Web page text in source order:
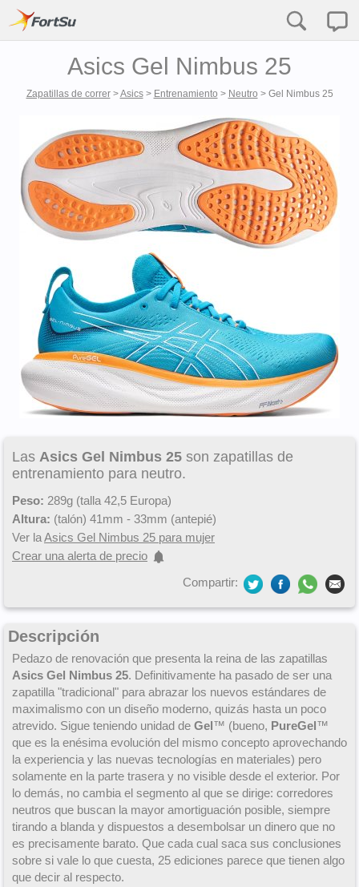
Asics Gel Nimbus 25
Zapatillas de correr>Asics> Entrenamiento > Neutro > Gel Nimbus 25
Las Asics Gel Nimbus 25 son zapatillas de
entrenamiento para neutro.
Peso: 289g (talla 42,5 Europa)
Altura: (talón) 41mm - 33mm (antepié)
Ver laAsics Gel Nimbus 25 para mujer
Crear una alerta de precio
Compartir:
Descripción
Pedazo de renovación que presenta la reina de las zapatillas
Asics Gel Nimbus 25. Definitivamente ha pasado de ser una
zapatilla "tradicional" para abrazar los nuevos estándares de
maximalismo con un diseño moderno, quizás hasta un poco
atrevido. Sigue teniendo unidad de Gel™ (bueno, PureGel™
que es la enésima evolución del mismo concepto aprovechando
la experiencia y las nuevas tecnologías en materiales) pero
solamente en la parte trasera y no visible desde el exterior. Por
lo demás, no cambia el segmento al que se dirige: corredores
neutros que buscan la mayor amortiguación posible, siempre
tirando a blanda y dispuestos a desembolsar un dinero que no
es precisamente barato. Que cada cual saca sus conclusiones
sobre si vale lo que cuesta, 25 ediciones parece que tienen algo
que decir al respecto.